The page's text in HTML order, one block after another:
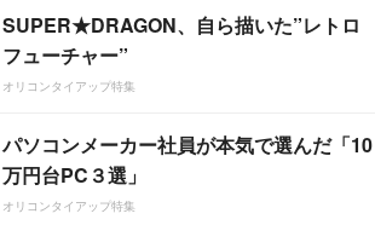
SUPER★DRAGON、自ら描いた”レトロ
フューチャー”
オリコンタイアップ特集
パソコンメーカー社員が本気で選んだ「10
万円台PC３選」
オリコンタイアップ特集